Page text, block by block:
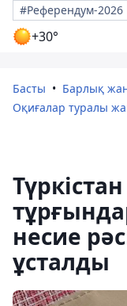
#Референдум-2026
+30°
Басты
Барлық
Оқиғалар туралы
несие
ұсталды